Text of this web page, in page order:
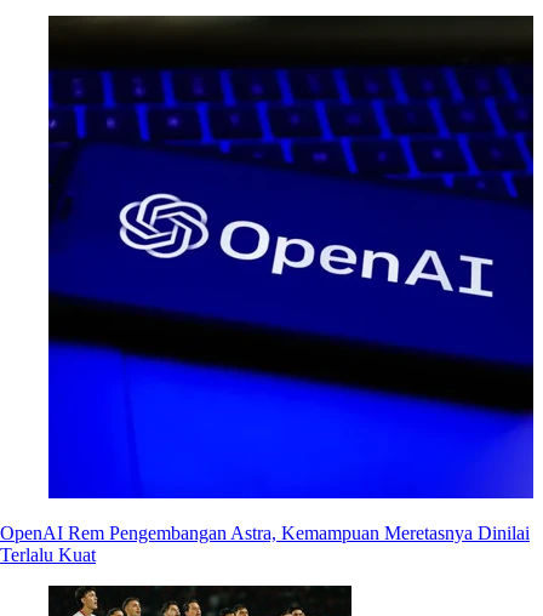
OpenAI Rem Pengembangan Astra, Kemampuan Meretasnya Dinilai
Terlalu Kuat